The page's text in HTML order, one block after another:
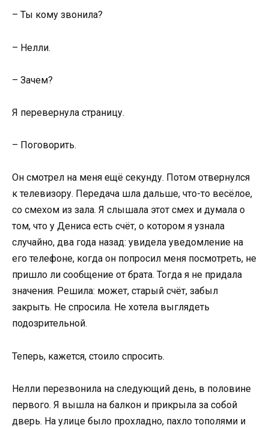
– Ты кому звонила?
– Нелли.
– Зачем?
Я перевернула страницу.
– Поговорить.
Он смотрел на меня ещё секунду. Потом отвернулся
к телевизору. Передача шла дальше, что-то весёлое,
со смехом из зала. Я слышала этот смех и думала о
том, что у Дениса есть счёт, о котором я узнала
случайно, два года назад: увидела уведомление на
его телефоне, когда он попросил меня посмотреть, не
пришло ли сообщение от брата. Тогда я не придала
значения. Решила: может, старый счёт, забыл
закрыть. Не спросила. Не хотела выглядеть
подозрительной.
Теперь, кажется, стоило спросить.
Нелли перезвонила на следующий день, в половине
первого. Я вышла на балкон и прикрыла за собой
дверь. На улице было прохладно, пахло тополями и